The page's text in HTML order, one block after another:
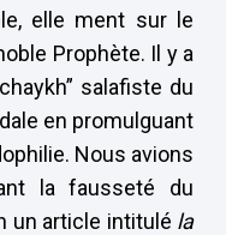
elle ment sur le
Prophète. Il y a
salafiste du
en promulguant
Nous avions
la fausseté du
un article intitulé la